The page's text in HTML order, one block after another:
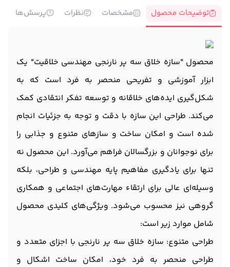
توضیحات محصول مشخصات نظرات پرسش‌ها
محصول "سازه خلاق سه پر نارنجی مهندسی خلاقیت" یک
ابزار آموزشی و تفریحی منحصر به فرد است که به
شکل‌گیری ایده‌های خلاقانه و توسعه تفکر انتقادی کمک
می‌کند. طراحی این سازه با دقت و توجه به جزئیات انجام
شده است و امکان ساخت و سازهای متنوع و جذابی را
برای نوجوانان و بزرگسالان فراهم می‌آورد. این محصول نه
تنها برای یادگیری مفاهیم پایه مهندسی و طراحی، بلکه
وسیله‌ای عالی برای ارتقاء مهارت‌های اجتماعی و همکاری
گروهی نیز محسوب می‌شود. ویژگی‌های کلیدی محصول
شامل موارد زیر است:
طراحی متنوع: سازه خلاق سه پر نارنجی با اجزای متعدد و
طراحی منحصر به فرد خود، امکان ساخت اشکال و